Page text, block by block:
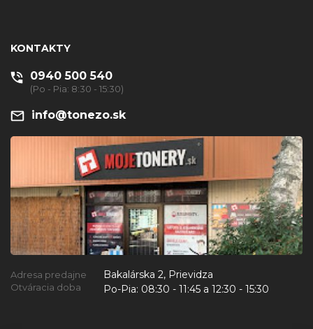
KONTAKTY
0940 500 540
(Po - Pia: 8:30 - 15:30)
info@tonezo.sk
Adresa predajne Bakalárska 2, Prievidza
Otváracia doba Po-Pia: 08:30 - 11:45 a 12:30 - 15:30